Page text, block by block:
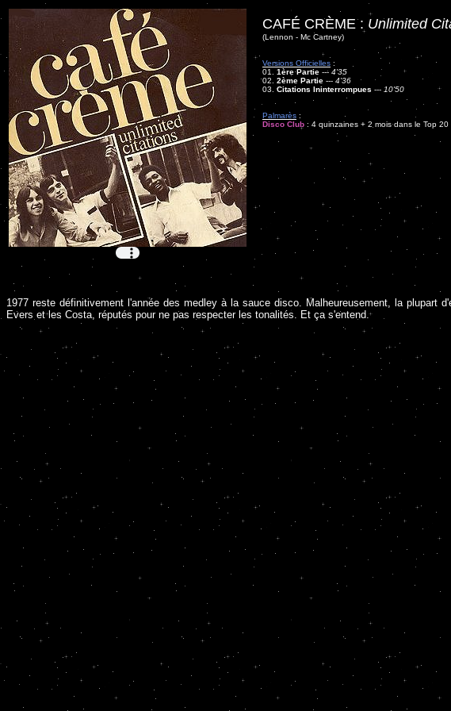
CAFÉ CRÈME : Unlimited
(Lennon - Mc Cartney)
Versions Officielles :
01. 1ère Partie --- 4'35
02. 2ème Partie --- 4'36
03.Citations Ininterrompues --- 10'50
Palmarès :
Disco Club : 4 quinzaines + 2 mois dans le Top 20
1977 reste définitivement l'année des medley à la sauce disco. Malheureusement, la
Evers et les Costa, réputés pour ne pas respecter les tonalités. Et ça s'entend.